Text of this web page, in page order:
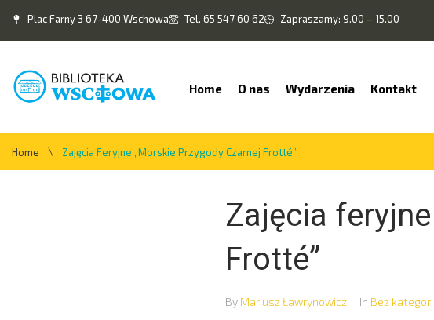
Plac Farny 3 67-400 Wschowa Tel. 65 547 60 62 Zapraszamy: 9.00 – 15.00
Home O nas Wydarzenia Kontakt
Home \ Zajęcia Feryjne „Morskie Przygody Czarnej Frotté”
Zajęcia
Frotté”
By Mariusz Ławrynowicz In Bez kategorii